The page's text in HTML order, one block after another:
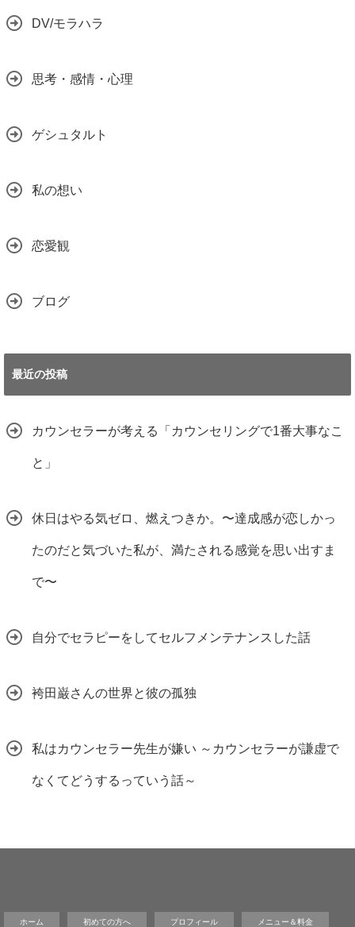
DV/モラハラ
思考・感情・心理
ゲシュタルト
私の想い
恋愛観
ブログ
最近の投稿
カウンセラーが考える「カウンセリングで1番大事なこ
と」
休日はやる気ゼロ、燃えつきか。〜達成感が恋しかっ
たのだと気づいた私が、満たされる感覚を思い出すま
で〜
自分でセラピーをしてセルフメンテナンスした話
袴田巌さんの世界と彼の孤独
私はカウンセラー先生が嫌い ～カウンセラーが謙虚で
なくてどうするっていう話～
ホーム 初めての方へ プロフィール メニュー＆料金